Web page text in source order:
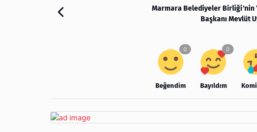
Marmara Belediyeler Birliği'nin
Başkanı Mevlüt
Beğendim Bayıldım